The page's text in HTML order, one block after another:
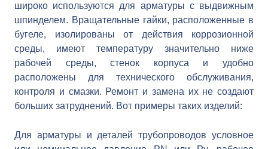
широко используются для арматуры с выдвижным
шпинделем. Вращательные гайки, расположенные в
бугеле, изолированы от действия коррозионной
среды, имеют температуру значительно ниже
рабочей среды, стенок корпуса и удобно
расположены для технического обслуживания,
контроля и смазки. Ремонт и замена их не создают
больших затруднений. Вот примеры таких изделий:
Для арматуры и деталей трубопроводов условное